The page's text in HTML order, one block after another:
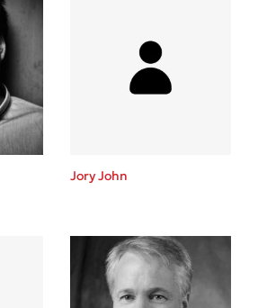
Ένας γίγαντας στο σχολείο
Δανάη Δεληγεώργη
Πάνω, κάτω, μπροστά, πίσω
Jory John